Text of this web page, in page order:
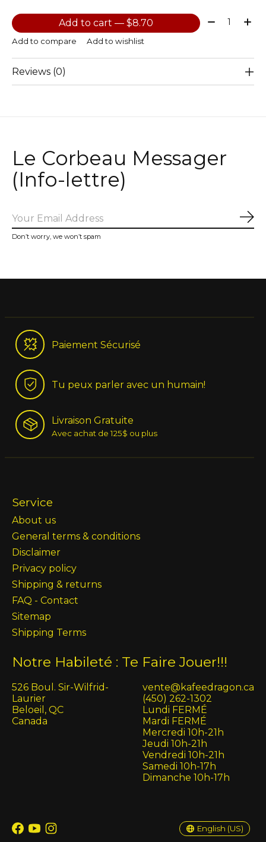
Add to cart — $8.70 Quantity:
Add to compare Add to wishlist
Reviews (0)
Le Corbeau Messager
(Info-lettre)
Don’t worry, we won’t spam
Paiement Sécurisé
Tu peux parler avec un humain!
Livraison Gratuite
Avec achat de 125$ ou plus
Service
About us
General terms & conditions
Disclaimer
Privacy policy
Shipping & returns
FAQ - Contact
Sitemap
Shipping Terms
Notre Habileté : Te Faire Jouer!!!
526 Boul. Sir-Wilfrid-
Laurier
Beloeil, QC
Canada
vente@kafeedragon.ca
(450) 262-1302
Lundi FERMÉ
Mardi FERMÉ
Mercredi 10h-21h
Jeudi 10h-21h
Vendredi 10h-21h
Samedi 10h-17h
Dimanche 10h-17h
English (US)
English (US)